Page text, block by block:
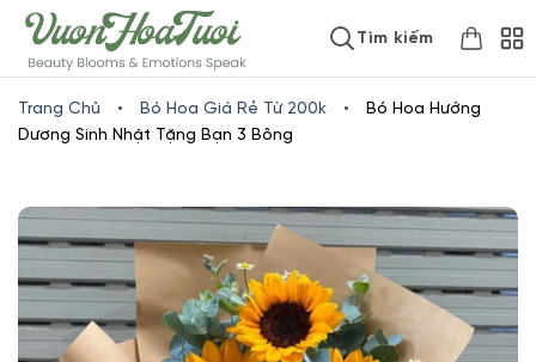
www.vuonhoatuoi.vnSkip
to
content
Tìm kiếm
Trang Chủ • Bó Hoa Giá Rẻ Từ 200k •
Bó Hoa Hướng
Dương Sinh Nhật Tặng Bạn 3 Bông